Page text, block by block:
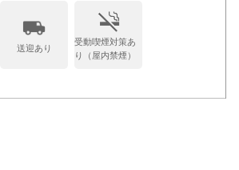
送迎あり
受動喫煙対策あ
り（屋内禁煙）